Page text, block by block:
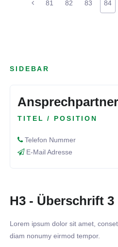
81 82 83 84
SIDEBAR
Ansprechpartner
TITEL / POSITION
Telefon Nummer
E-Mail Adresse
H3 - Überschrift 3
Lorem ipsum dolor sit amet,
diam nonumy eirmod tempor.